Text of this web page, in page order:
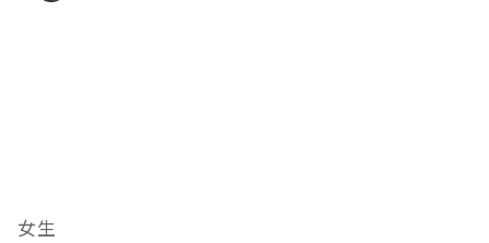
女生